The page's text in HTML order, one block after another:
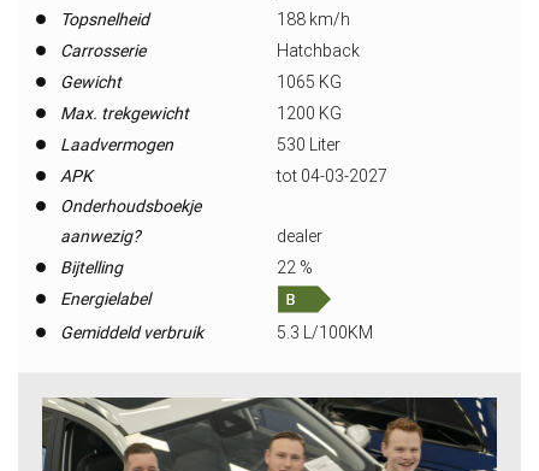
Topsnelheid
188 km/h
Carrosserie
Hatchback
Gewicht
1065 KG
Max. trekgewicht
1200 KG
Laadvermogen
530 Liter
APK
tot 04-03-2027
Onderhoudsboekje
aanwezig?
dealer
Bijtelling
22 %
Energielabel
Gemiddeld verbruik
5.3 L/100KM